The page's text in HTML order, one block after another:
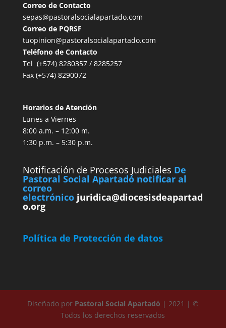
Correo de Contacto
sepas@pastoralsocialapartado.com
Correo de PQRSF
tuopinion@pastoralsocialapartado.com
Teléfono de Contacto
Tel (+574) 8280357 / 8285257
Fax (+574) 8290072
Horarios de Atención
Lunes a Viernes
8:00 a.m. – 12:00 m.
1:30 p.m. – 5:30 p.m.
Notificación de Procesos Judiciales De
Pastoral Social Apartadó notificar al
correo
electrónico juridica@diocesisdeapartad
o.org
Política de Protección de datos
Diseñado por Pastoral Social Apartadó | 2021 | ©
Todos los derechos reservados